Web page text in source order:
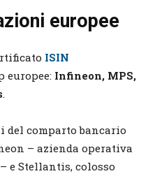
europee
ISIN
europee: Infineon, MPS,
.
del comparto bancario
– azienda operativa
e Stellantis, colosso